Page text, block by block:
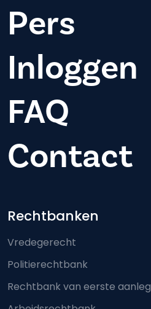
Pers
Inloggen
FAQ
Contact
Footer-menu
Rechtbanken
Vredegerecht
Politierechtbank
Rechtbank van eerste aanleg